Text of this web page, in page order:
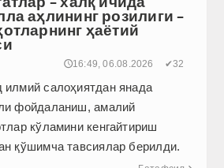
аҳлининг розилиги –
ҳаётий
🕔16:49, 06.08.2026 ✔32
салоҳиятдан янада
фойдаланиш, амалий
кўламини кенгайтириш
қўшимча тавсиялар берилди.